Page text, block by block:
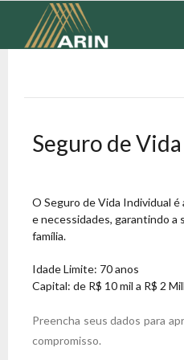
COTAÇÃO
Seguro de
O Seguro de Vida Individual
e necessidades, garantindo a
família.
Idade Limite: 70 anos
Capital: de R$ 10 mil a R$ 2
Preencha seus dados para
compromisso.